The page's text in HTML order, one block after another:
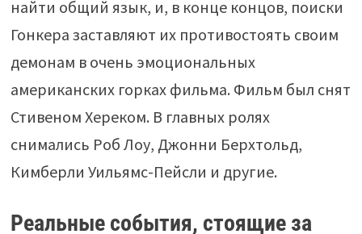
найти общий язык, и, в конце концов, поиски
Гонкера заставляют их противостоять своим
демонам в очень эмоциональных
американских горках фильма. Фильм был снят
Стивеном Хереком. В главных ролях
снимались Роб Лоу, Джонни Берхтольд,
Кимберли Уильямс-Пейсли и другие.
Реальные события, стоящие за